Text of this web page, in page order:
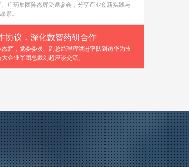
广药集团陈杰辉受邀参会，分享产业创新实践与
景。
协议，深化数智药研合作
辉，党委委员、副总经理程洪进率队到访华为技
企业军团总裁刘超座谈交流。